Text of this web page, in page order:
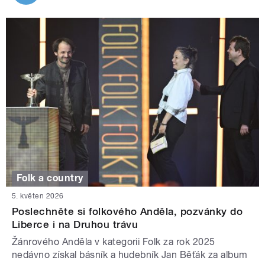
Folk a country
5. květen 2026
Poslechněte si folkového Anděla, pozvánky do
Liberce i na Druhou trávu
Žánrového Anděla v kategorii Folk za rok 2025
nedávno získal básník a hudebník Jan Běťák za album